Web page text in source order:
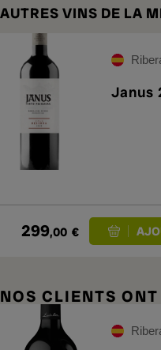
AUTRES VINS DE LA
Janus
299,00 €
NOS CLIENTS